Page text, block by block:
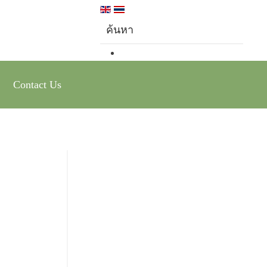
Contact Us